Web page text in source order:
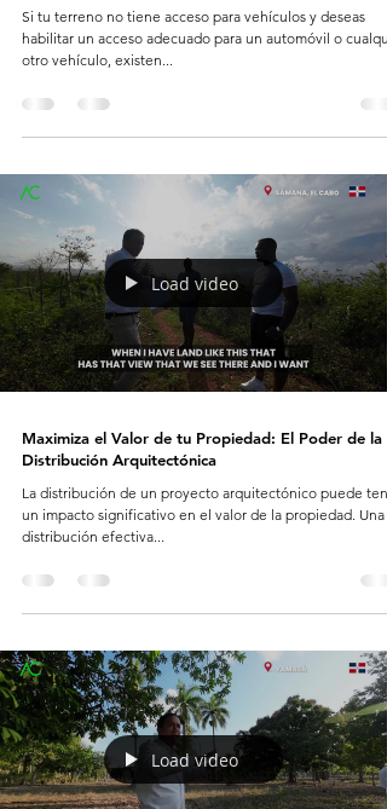
Si tu terreno no tiene acceso para vehículos y deseas
habilitar un acceso adecuado para un automóvil o
otro vehículo, existen...
Load video
Maximiza el Valor de tu Propiedad: El Poder de la
Distribución Arquitectónica
La distribución de un proyecto arquitectónico puede
un impacto significativo en el valor de la propiedad. Una
distribución efectiva...
Load video